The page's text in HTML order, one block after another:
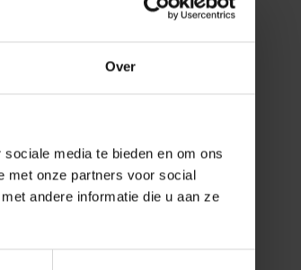
Over
media te bieden en om ons
met onze partners voor social
andere informatie die u aan ze